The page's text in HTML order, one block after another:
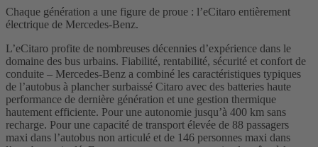
Chaque génération a une figure de proue : l’eCitaro entièrement
électrique de Mercedes-Benz.
L’eCitaro profite de nombreuses décennies d’expérience dans le
domaine des bus urbains. Fiabilité, rentabilité, sécurité et confort de
conduite – Mercedes-Benz a combiné les caractéristiques typiques
de l’autobus à plancher surbaissé Citaro avec des batteries haute
performance de dernière génération et une gestion thermique
hautement efficiente. Pour une autonomie jusqu’à 400 km sans
recharge. Pour une capacité de transport élevée de 88 passagers
maxi dans l’autobus non articulé et de 146 personnes maxi dans